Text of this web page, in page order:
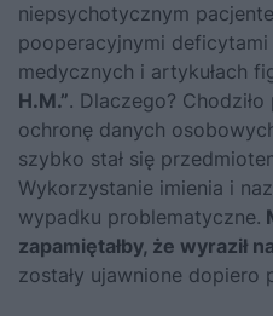
niepsychotycznym
pooperacyjnymi
medycznych i artykułach
H.M.”. Dlaczego?
ochronę danych
szybko stał się
Wykorzystanie imienia i
wypadku problematyczne.
zapamiętałby, że wyraził
zostały ujawnione dopiero